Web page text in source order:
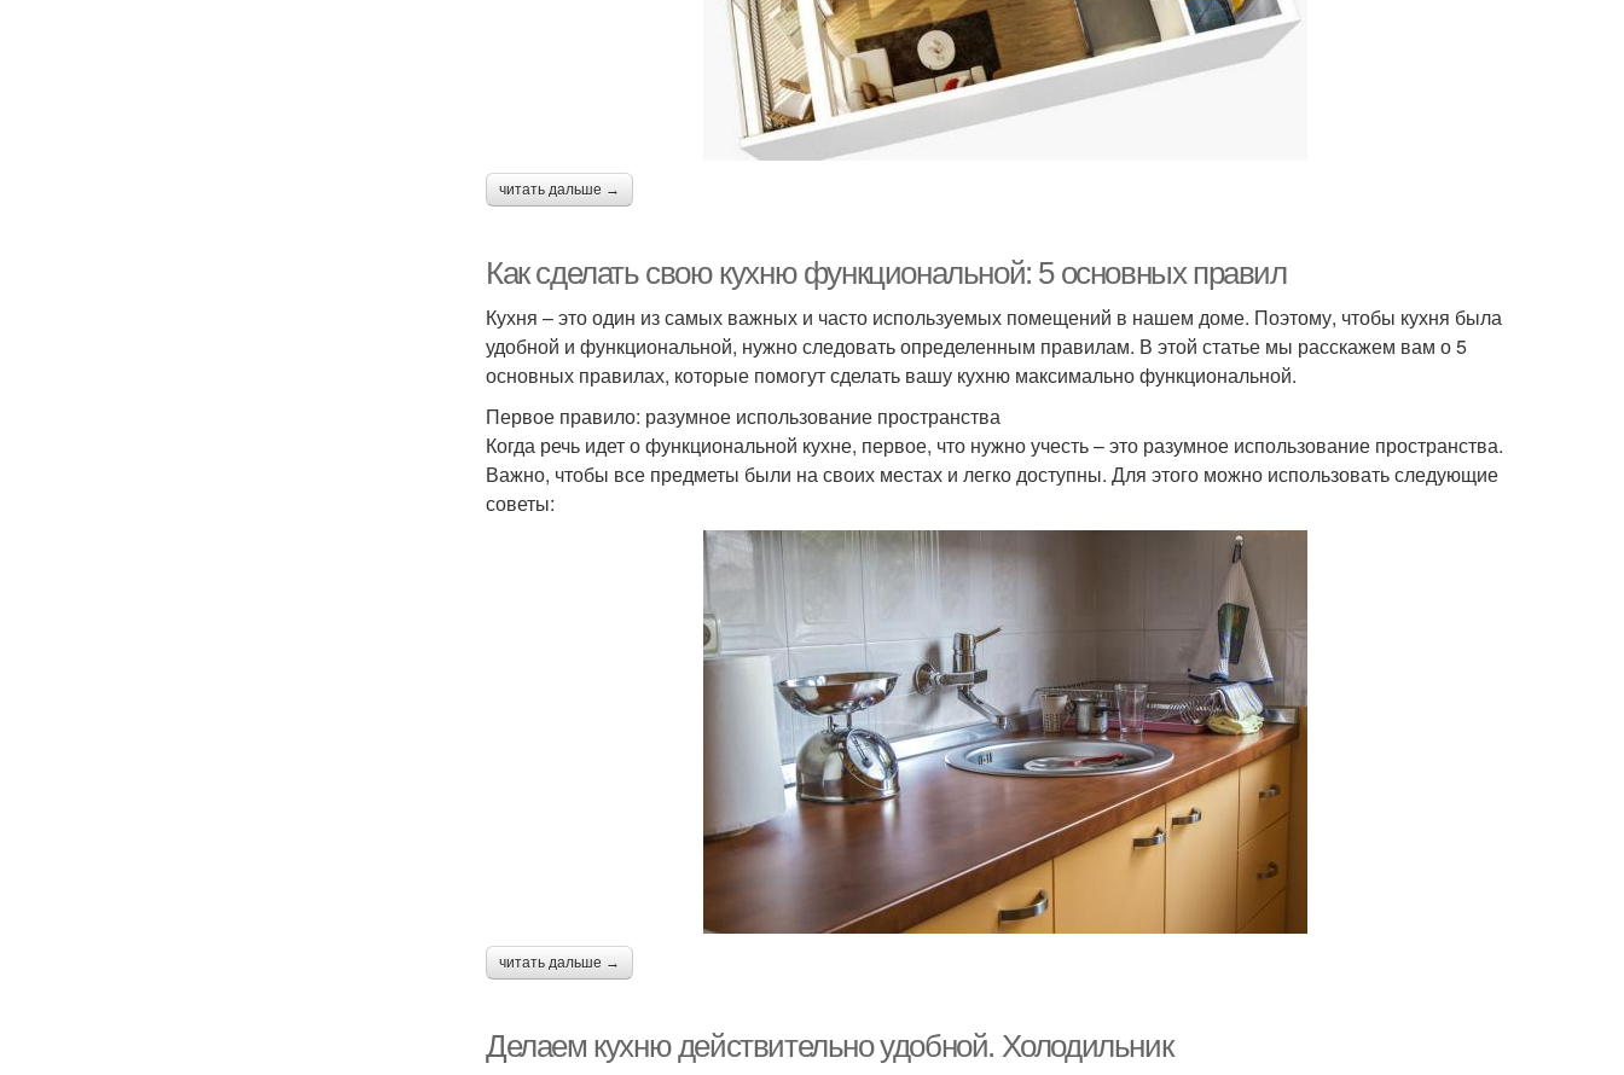
читать дальше →
Как сделать свою кухню функциональной: 5 основных правил
Кухня – это один из самых важных и часто используемых помещений в нашем доме. Поэтому, чтобы кухня была
удобной и функциональной, нужно следовать определенным правилам. В этой статье мы расскажем вам о 5
основных правилах, которые помогут сделать вашу кухню максимально функциональной.
Первое правило: разумное использование пространства
Когда речь идет о функциональной кухне, первое, что нужно учесть – это разумное использование пространства.
Важно, чтобы все предметы были на своих местах и легко доступны. Для этого можно использовать следующие
советы:
читать дальше →
Делаем кухню действительно удобной. Холодильник